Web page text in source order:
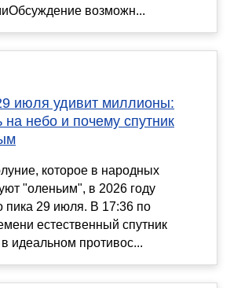
возможн...
июля удивит миллионы:
на небо и почему спутник
которое в народных
"оленьим", в 2026 году
пика 29 июля. В 17:36 по
естественный спутник
идеальном противос...